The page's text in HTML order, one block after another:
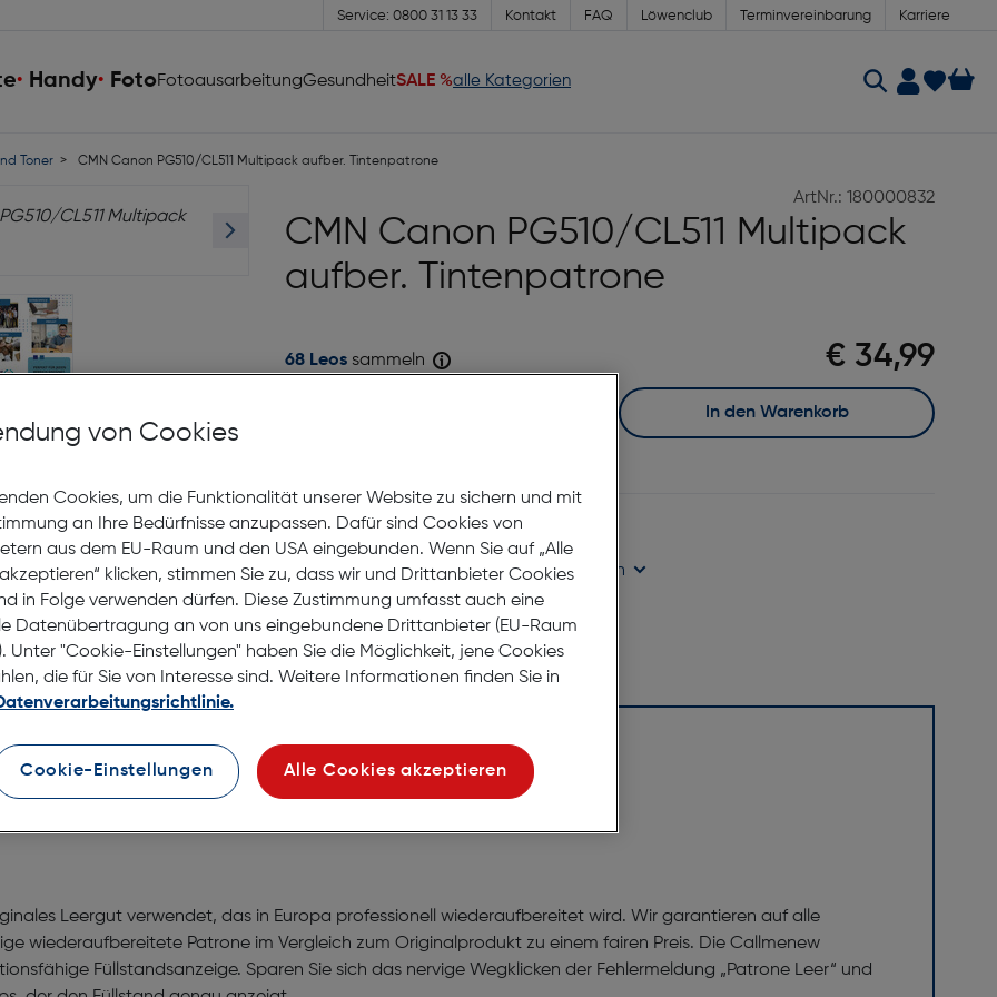
Service: 0800 31 13 33 Kontakt FAQ Löwenclub Terminvereinbarung Karriere
Handy FotoFotoausarbeitungGesundheitSALE %alle Kategorien
Toner CMN Canon PG510/CL511 Multipack aufber. Tintenpatrone
ArtNr.: 180000832
CMN Canon PG510/CL511 Multipack
aufber. Tintenpatrone
€ 34,99
68 Leos sammeln
In den Warenkorb
Lagernd | 6 bis 8 Werktage Lieferzeit
Nach Hause liefern
Selbstabholung in Verfügbarkeit prüfen
Multipack aufber. Tintenpatrone
Leergut verwendet, das in Europa professionell wiederaufbereitet wird. Wir garantieren auf alle
wiederaufbereitete Patrone im Vergleich zum Originalprodukt zu einem fairen Preis. Die Callmenew
Füllstandsanzeige. Sparen Sie sich das nervige Wegklicken der Fehlermeldung „Patrone Leer“ und
von Cookies
Cookies, um die Funktionalität unserer Website zu sichern und mit
an Ihre Bedürfnisse anzupassen. Dafür sind Cookies von
aus dem EU-Raum und den USA eingebunden. Wenn Sie auf „Alle
klicken, stimmen Sie zu, dass wir und Drittanbieter Cookies
in Folge verwenden dürfen. Diese Zustimmung umfasst auch eine
Datenübertragung an von uns eingebundene Drittanbieter (EU-Raum
Unter "Cookie-Einstellungen" haben Sie die Möglichkeit, jene Cookies
die für Sie von Interesse sind. Weitere Informationen finden Sie in
Cookie-Einstellungen Alle Cookies akzeptieren